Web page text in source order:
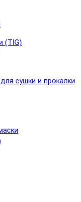
(TIG)
сушки и прокалки